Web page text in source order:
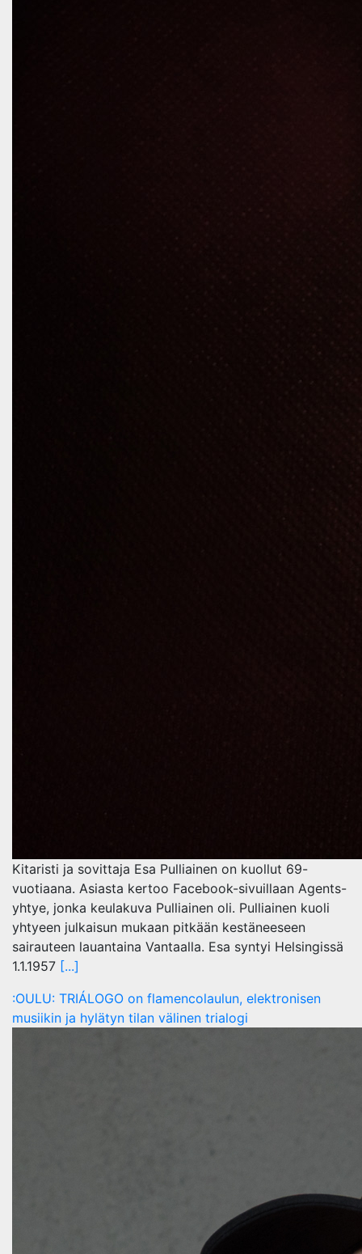
Kitaristi ja sovittaja Esa Pulliainen on kuollut 69-
vuotiaana. Asiasta kertoo Facebook-sivuillaan Agents-
yhtye, jonka keulakuva Pulliainen oli. Pulliainen kuoli
yhtyeen julkaisun mukaan pitkään kestäneeseen
sairauteen lauantaina Vantaalla. Esa syntyi Helsingissä
1.1.1957 [...]
:OULU: TRIÁLOGO on flamencolaulun, elektronisen
musiikin ja hylätyn tilan välinen trialogi